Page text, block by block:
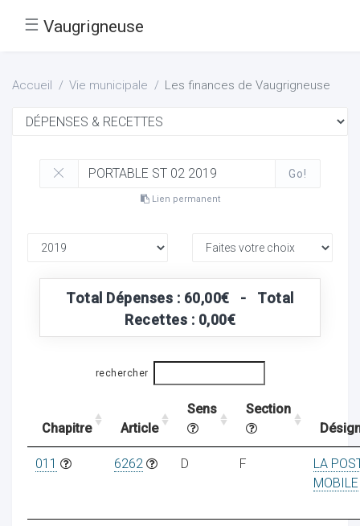
☰ Vaugrigneuse
Accueil Vie municipale Les finances de Vaugrigneuse
Go!
Lien permanent
Total Dépenses : 60,00€ - Total
Recettes : 0,00€
rechercher
Chapitre Article
Sens
Section
011 6262 D F
LA
MOBILE